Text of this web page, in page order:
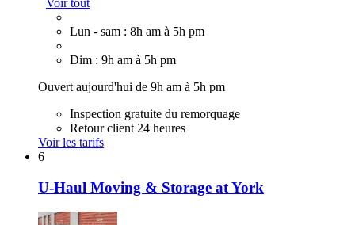
Voir tout
Lun - sam : 8h am à 5h pm
Dim : 9h am à 5h pm
Ouvert aujourd'hui de 9h am à 5h pm
Inspection gratuite du remorquage
Retour client 24 heures
Voir les tarifs
6
U-Haul Moving & Storage at York